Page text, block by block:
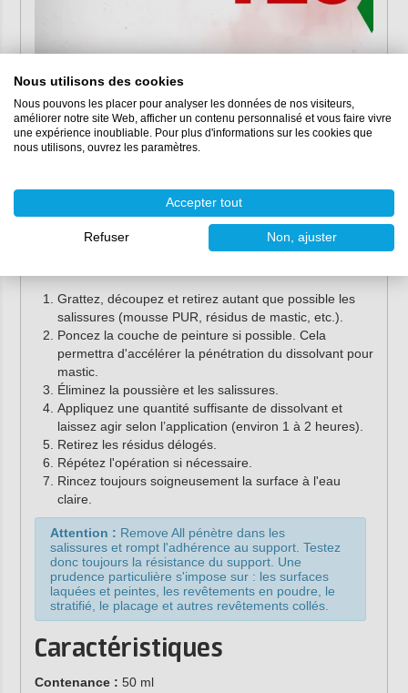
Mode d'emploi
Le dissolvant pour mastic Tec7 Remove all est facile à
utiliser. Suivez les instructions ci-dessous pour obtenir le
Grattez, découpez et retirez autant que possible les
salissures (mousse PUR, résidus de mastic, etc.).
Poncez la couche de peinture si possible. Cela
permettra d'accélérer la pénétration du dissolvant pour
mastic.
Éliminez la poussière et les salissures.
Appliquez une quantité suffisante de dissolvant et
laissez agir selon l’application (environ 1 à 2 heures).
Retirez les résidus délogés.
Répétez l'opération si nécessaire.
Rincez toujours soigneusement la surface à l'eau
claire.
Attention : Remove All pénètre dans les
salissures et rompt l'adhérence au support. Testez
donc toujours la résistance du support. Une
prudence particulière s'impose sur : les surfaces
laquées et peintes, les revêtements en poudre, le
stratifié, le placage et autres revêtements collés.
Caractéristiques
Contenance : 50 ml
Nous utilisons des cookies
Nous pouvons les placer pour analyser les données de nos visiteurs,
améliorer notre site Web, afficher un contenu personnalisé et vous faire vivre
une expérience inoubliable. Pour plus d'informations sur les cookies que
nous utilisons, ouvrez les paramètres.
Accepter tout
Refuser Non, ajuster